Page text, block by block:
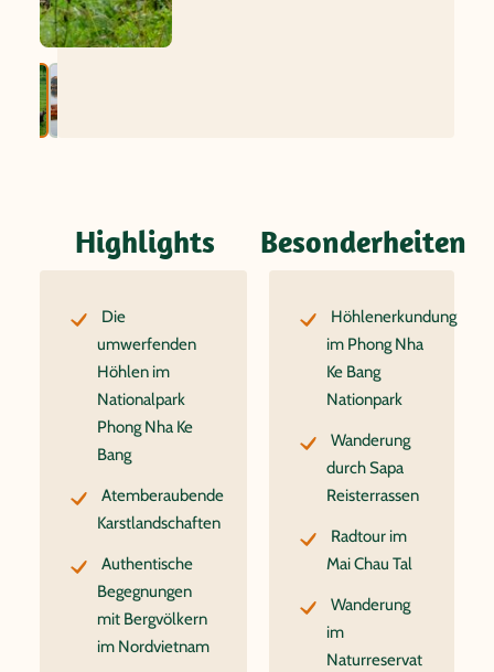
Highlights
Die
umwerfenden
Höhlen im
Nationalpark
Phong Nha Ke
Bang
Atemberaubende
Karstlandschaften
Authentische
Begegnungen
mit Bergvölkern
im Nordvietnam
Besonderheiten
Höhlenerkundung
im Phong Nha
Ke Bang
Nationpark
Wanderung
durch Sapa
Reisterrassen
Radtour im
Mai Chau Tal
Wanderung
im
Naturreservat